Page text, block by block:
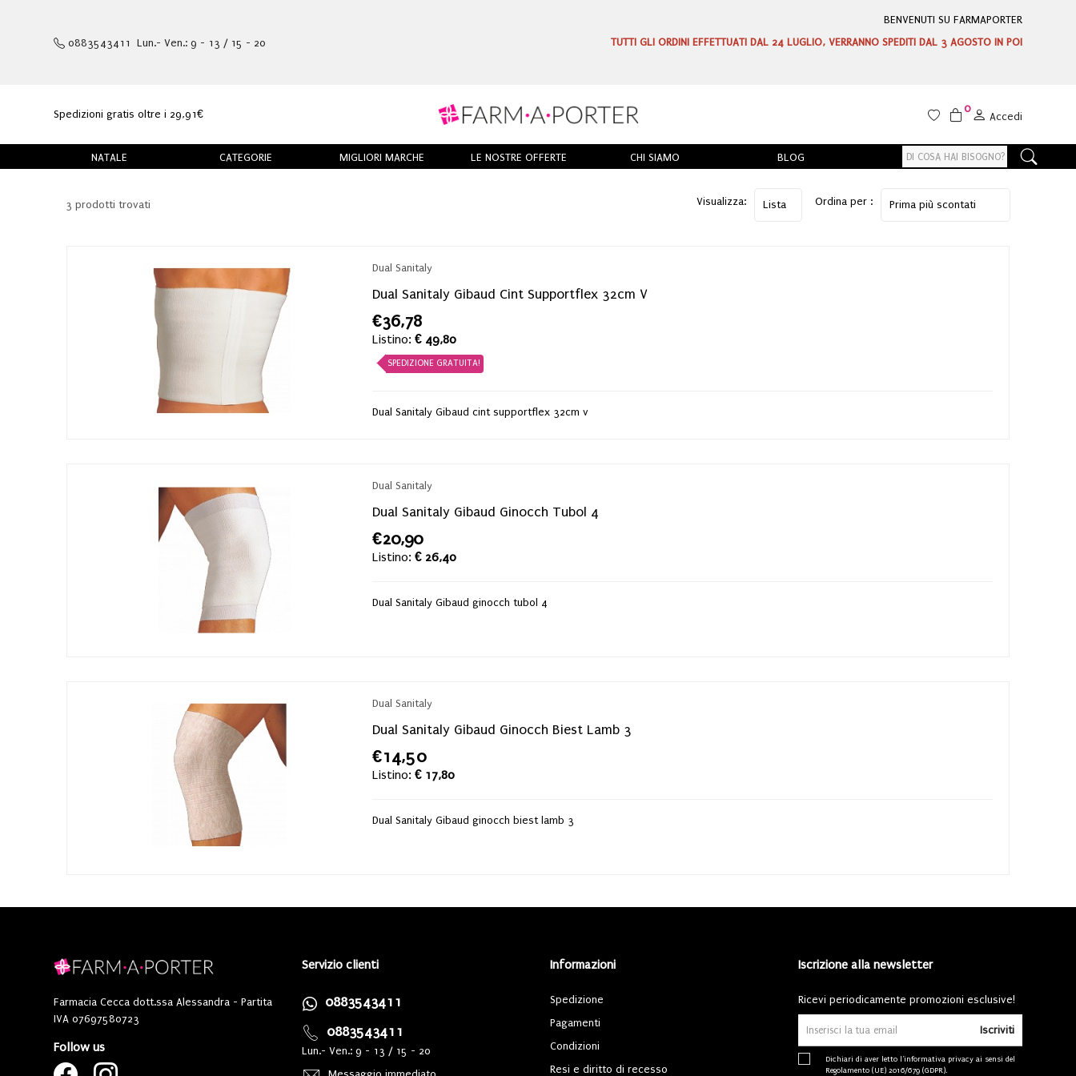
0883543411 Lun.- Ven.: 9 - 13 / 15 - 20
BENVENUTI SU FARMAPORTER
TUTTI GLI ORDINI EFFETTUATI DAL 24 LUGLIO, VERRANNO SPEDITI DAL 3 AGOSTO IN POI
Spedizioni gratis oltre i 29,91€ 0
Accedi
NATALE CATEGORIE MIGLIORI MARCHE LE NOSTRE OFFERTE CHI SIAMO BLOG
3 prodotti trovati Visualizza: Ordina per :
Dual Sanitaly
Dual Sanitaly Gibaud Cint Supportflex 32cm V
€36,78
Listino: € 49,80
SPEDIZIONE GRATUITA!
Dual Sanitaly Gibaud cint supportflex 32cm v
Dual Sanitaly
Dual Sanitaly Gibaud Ginocch Tubol 4
€20,90
Listino: € 26,40
Dual Sanitaly Gibaud ginocch tubol 4
Dual Sanitaly
Dual Sanitaly Gibaud Ginocch Biest Lamb 3
€14,50
Listino: € 17,80
Dual Sanitaly Gibaud ginocch biest lamb 3
Farmacia Cecca dott.ssa Alessandra - Partita
IVA 07697580723
Follow us
Servizio clienti
0883543411
0883543411
Lun.- Ven.: 9 - 13 / 15 - 20
Informazioni
Spedizione
Pagamenti
Condizioni
Resi e diritto di recesso
Iscrizione alla newsletter
Ricevi periodicamente promozioni esclusive!
Iscriviti
Dichiari di aver letto l'informativa privacy ai sensi del
Regolamento (UE) 2016/679 (GDPR).